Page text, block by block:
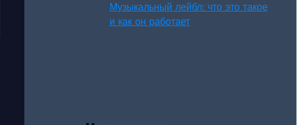
Музыкальный лейбл: что это такое
и как он работает